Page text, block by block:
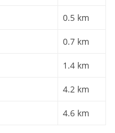
0.5 km
0.7 km
1.4 km
4.2 km
4.6 km